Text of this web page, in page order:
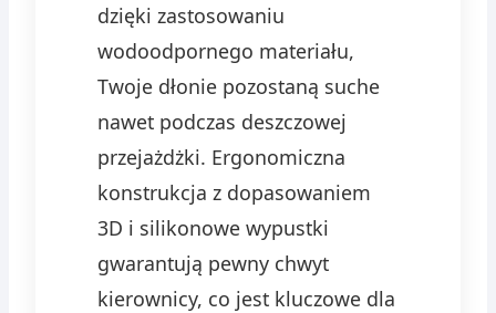
dzięki zastosowaniu
wodoodpornego materiału,
Twoje dłonie pozostaną suche
nawet podczas deszczowej
przejażdżki. Ergonomiczna
konstrukcja z dopasowaniem
3D i silikonowe wypustki
gwarantują pewny chwyt
kierownicy, co jest kluczowe dla